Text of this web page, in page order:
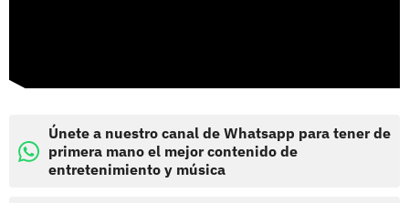
Únete a nuestro canal de Whatsapp para tener de
primera mano el mejor contenido de
entretenimiento y música